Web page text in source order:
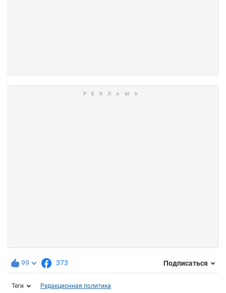
99 373 Подписаться
Теги Редакционная политика